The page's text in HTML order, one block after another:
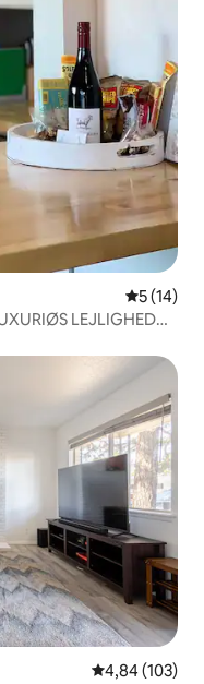
5 ud af 5 i
5 (14)
LEJLIGHED
4,84 ud af 5 i
4,84 (103)